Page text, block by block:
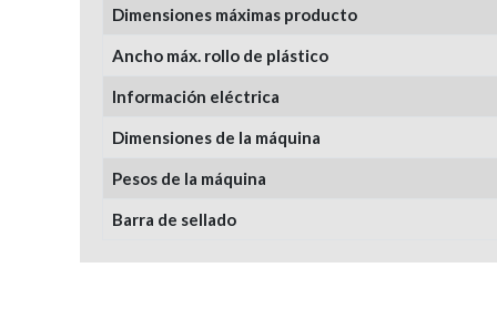
Dimensiones máximas producto
Ancho máx. rollo de plástico
Información eléctrica
Dimensiones de la máquina
Pesos de la máquina
Barra de sellado